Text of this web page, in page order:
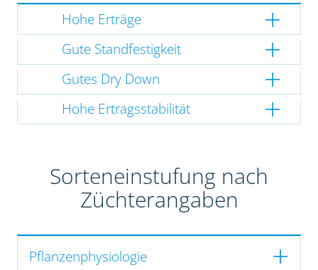
Hohe Erträge
Gute Standfestigkeit
Gutes Dry Down
Hohe Ertragsstabilität
Sorteneinstufung nach
Züchterangaben
Pflanzenphysiologie